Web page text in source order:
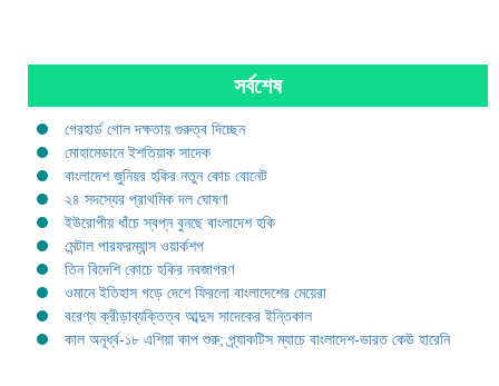
সর্বশেষ
গেরহার্ড গোল দক্ষতায় গুরুত্ব দিচ্ছেন
মোহামেডানে ইশতিয়াক সাদেক
বাংলাদেশ জুনিয়র হকির নতুন কোচ বোনেট
২৪ সদস্যের প্রাথমিক দল ঘোষণা
ইউরোপীয় ধাঁচে স্বপ্ন বুনছে বাংলাদেশ হকি
মেন্টাল পারফরম্যান্স ওয়ার্কশপ
তিন বিদেশি কোচে হকির নবজাগরণ
ওমানে ইতিহাস গড়ে দেশে ফিরলো বাংলাদেশের মেয়েরা
বরেণ্য ক্রীড়াব্যক্তিত্ব আব্দুস সাদেকের ইন্তিকাল
কাল অনূর্ধ্ব-১৮ এশিয়া কাপ শুরু; প্র্যাকটিস ম্যাচে বাংলাদেশ-ভারত কেউ হারেনি